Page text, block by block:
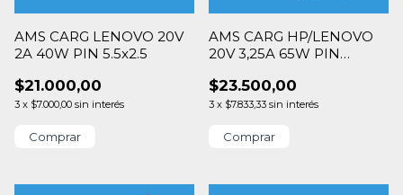
AMS CARG LENOVO 20V
2A 40W PIN 5.5x2.5
$21.000,00
3 x $7.000,00 sin interés
AMS CARG HP/LENOVO
20V 3,25A 65W PIN
$23.500,00
3 x $7.833,33 sin interés